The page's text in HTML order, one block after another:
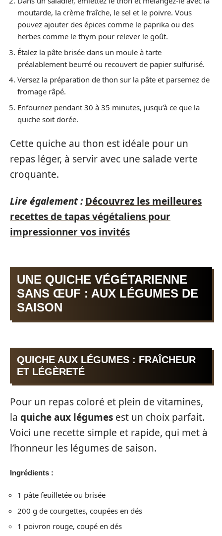
moutarde, la crème fraîche, le sel et le poivre. Vous
pouvez ajouter des épices comme le paprika ou des
herbes comme le thym pour relever le goût.
Étalez la pâte brisée dans un moule à tarte
préalablement beurré ou recouvert de papier sulfurisé.
Versez la préparation de thon sur la pâte et parsemez de
fromage râpé.
Enfournez pendant 30 à 35 minutes, jusqu’à ce que la
quiche soit dorée.
Cette quiche au thon est idéale pour un
repas léger, à servir avec une salade verte
croquante.
Lire également : Découvrez les meilleures
recettes de tapas végétaliens pour
impressionner vos invités
UNE QUICHE VÉGÉTARIENNE
SANS ŒUF : AUX LÉGUMES DE
SAISON
QUICHE AUX LÉGUMES : FRAÎCHEUR
ET LÉGÈRETÉ
Pour un repas coloré et plein de vitamines,
la quiche aux légumes est un choix parfait.
Voici une recette simple et rapide, qui met à
l’honneur les légumes de saison.
Ingrédients :
1 pâte feuilletée ou brisée
200 g de courgettes, coupées en dés
1 poivron rouge, coupé en dés